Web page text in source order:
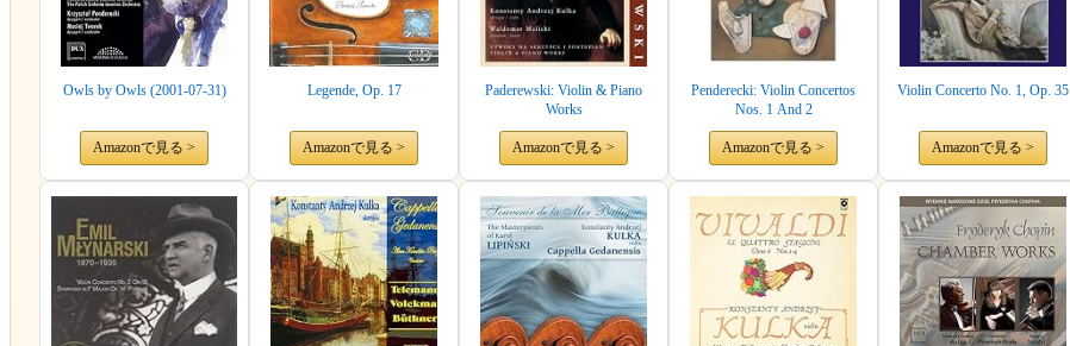
Owls by Owls (2001-07-31)
Amazonで見る >
Legende, Op. 17
Amazonで見る >
Paderewski: Violin & Piano
Works
Amazonで見る >
Penderecki: Violin Concertos
Nos. 1 And 2
Amazonで見る >
Violin Concerto No. 1, Op. 35
Amazonで見る >